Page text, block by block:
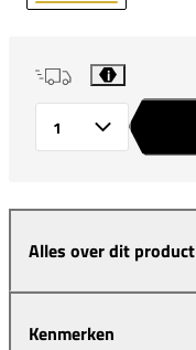
i
Alles over dit product
Kenmerken